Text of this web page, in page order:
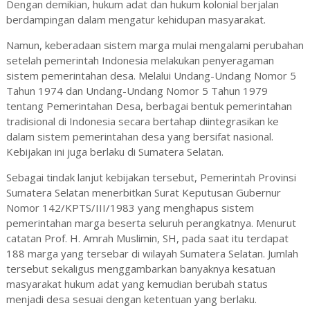
Dengan demikian, hukum adat dan hukum kolonial berjalan
berdampingan dalam mengatur kehidupan masyarakat.
Namun, keberadaan sistem marga mulai mengalami perubahan
setelah pemerintah Indonesia melakukan penyeragaman
sistem pemerintahan desa. Melalui Undang-Undang Nomor 5
Tahun 1974 dan Undang-Undang Nomor 5 Tahun 1979
tentang Pemerintahan Desa, berbagai bentuk pemerintahan
tradisional di Indonesia secara bertahap diintegrasikan ke
dalam sistem pemerintahan desa yang bersifat nasional.
Kebijakan ini juga berlaku di Sumatera Selatan.
Sebagai tindak lanjut kebijakan tersebut, Pemerintah Provinsi
Sumatera Selatan menerbitkan Surat Keputusan Gubernur
Nomor 142/KPTS/III/1983 yang menghapus sistem
pemerintahan marga beserta seluruh perangkatnya. Menurut
catatan Prof. H. Amrah Muslimin, SH, pada saat itu terdapat
188 marga yang tersebar di wilayah Sumatera Selatan. Jumlah
tersebut sekaligus menggambarkan banyaknya kesatuan
masyarakat hukum adat yang kemudian berubah status
menjadi desa sesuai dengan ketentuan yang berlaku.